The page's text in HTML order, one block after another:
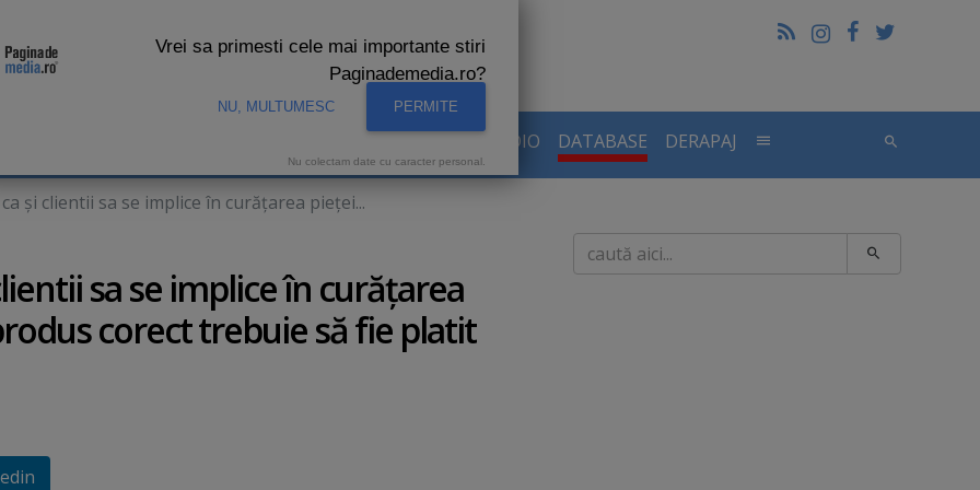
AUDIENTE RADIO DATABASE DERAPAJ
şi clientii sa se implice în curăţarea pieţei...
sa se implice în curăţarea
corect trebuie să fie platit
Caută
Vrei sa primesti cele mai importante stiri
Paginademedia.ro?
NU, MULTUMESC PERMITE
Nu colectam date cu caracter personal.